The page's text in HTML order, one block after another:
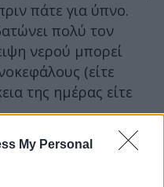
My Personal
πάτε για ύπνο.
πολύ τον
νερού μπορεί
(είτε
της ημέρας είτε
πρωινοί